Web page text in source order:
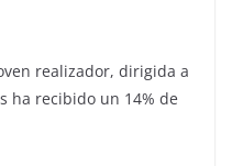
realizador, dirigida a
ha recibido un 14% de